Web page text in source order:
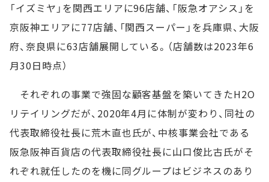
「イズミヤ」を関西エリアに96店舗、「阪急オアシス」を
京阪神エリアに77店舗、「関西スーパー」を兵庫県、大阪
府、奈良県に63店舗展開している。（店舗数は2023年6
月30日時点）
それぞれの事業で強固な顧客基盤を築いてきたH2O
リテイリングだが、2020年4月に体制が変わり、同社の
代表取締役社長に荒木直也氏が、中核事業会社である
阪急阪神百貨店の代表取締役社長に山口俊比古氏がそ
れぞれ就任したのを機に同グループはビジネスのあり